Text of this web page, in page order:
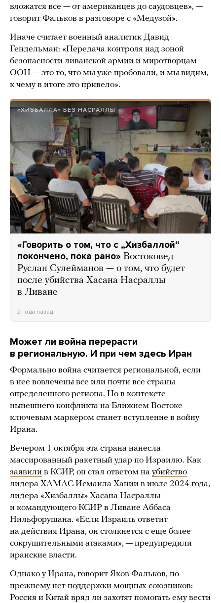
вложатся все — от американцев до саудовцев», —
говорит Фальков в разговоре с «Медузой».
Иначе считает военный аналитик Давид
Гендельман: «Передача контроля над зоной
безопасности ливанской армии и миротворцам
ООН — это то, что мы уже пробовали, и мы видим,
к чему в итоге это привело».
«ХИЗБАЛЛА» БЕЗ НАСРАЛЛЫ
«Говорить о том, что с „Хизбаллой“
покончено, пока рано» Востоковед
Руслан Сулейманов — о том, что будет
после убийства Хасана Насраллы
в Ливане
2 года назад
Может ли война перерасти
в региональную. И при чем здесь Иран
Формально война считается региональной, если
в нее вовлечены все или почти все страны
определенного региона. Но в контексте
нынешнего конфликта на Ближнем Востоке
ключевым маркером станет вступление в войну
Ирана.
Вечером 1 октября эта страна нанесла
массированный ракетный удар по Израилю. Как
заявили в КСИР, он стал ответом на убийство
лидера ХАМАС Исмаила Хании в июле 2024 года,
лидера «Хизбаллы» Хасана Насраллы
и командующего КСИР в Ливане Аббаса
Нильфорушана. «Если Израиль ответит
на действия Ирана, он столкнется с еще более
сокрушительными атаками», — предупредили
иранские власти.
Однако у Ирана, говорит Яков Фальков, по-
прежнему нет поддержки мощных союзников:
Россия и Китай вряд ли захотят помогать ему вести